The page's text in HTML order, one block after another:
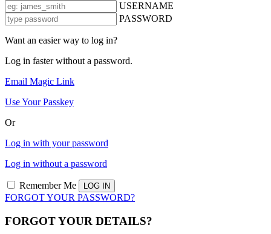
USERNAME
PASSWORD
Want an easier way to log in?
Log in faster without a password.
Email Magic Link
Use Your Passkey
Or
Log in with your password
Log in without a password
Remember Me
FORGOT YOUR PASSWORD?
FORGOT YOUR DETAILS?